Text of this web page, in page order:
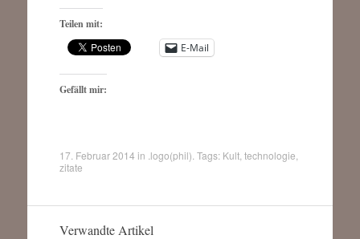
Teilen mit:
E-Mail
Gefällt mir:
17. Februar 2014 in .logo(phil) . Tags: Kult, technologie
zitate
Verwandte Artikel